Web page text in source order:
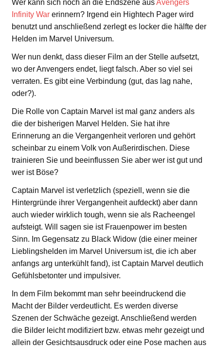
Wer kann sich noch an die Endszene ausAvengers
Infinity War erinnern? Irgend ein Hightech Pager wird
benutzt und anschließend zerlegt es locker die hälfte der
Helden im Marvel Universum.
Wer nun denkt, dass dieser Film an der Stelle aufsetzt,
wo der Anvengers endet, liegt falsch. Aber so viel sei
verraten. Es gibt eine Verbindung (gut, das lag nahe,
oder?).
Die Rolle von Captain Marvel ist mal ganz anders als
die der bisherigen Marvel Helden. Sie hat ihre
Erinnerung an die Vergangenheit verloren und gehört
scheinbar zu einem Volk von Außerirdischen. Diese
trainieren Sie und beeinflussen Sie aber wer ist gut und
wer ist Böse?
Captain Marvel ist verletzlich (speziell, wenn sie die
Hintergründe ihrer Vergangenheit aufdeckt) aber dann
auch wieder wirklich tough, wenn sie als Racheengel
aufsteigt. Will sagen sie ist Frauenpower im besten
Sinn. Im Gegensatz zu Black Widow (die einer meiner
Lieblingshelden im Marvel Universum ist, die ich aber
anfangs arg unterkühlt fand), ist Captain Marvel deutlich
Gefühlsbetonter und impulsiver.
In dem Film bekommt man sehr beeindruckend die
Macht der Bilder verdeutlicht. Es werden diverse
Szenen der Schwäche gezeigt. Anschließend werden
die Bilder leicht modifiziert bzw. etwas mehr gezeigt und
allein der Gesichtsausdruck oder eine Pose machen aus